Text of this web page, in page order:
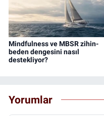
Mindfulness ve MBSR zihin-
beden dengesini nasıl
destekliyor?
Yorumlar